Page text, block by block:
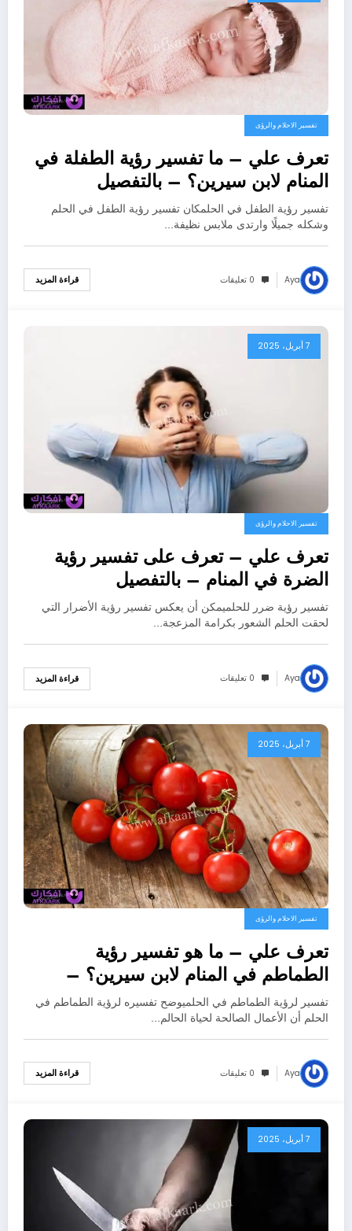
تفسير الاحلام والرؤى
تعرف علي – ما تفسير رؤية الطفلة في
المنام لابن سيرين؟ – بالتفصيل
تفسير رؤية الطفل في الحلمكان تفسير رؤية الطفل في الحلم
وشكله جميلًا وارتدى ملابس نظيفة…
Aya 0 تعليقات قراءة المزيد
7 أبريل، 2025
تفسير الاحلام والرؤى
تعرف علي – تعرف على تفسير رؤية
الضرة في المنام – بالتفصيل
تفسير رؤية ضرر للحلميمكن أن يعكس تفسير رؤية الأضرار التي
لحقت الحلم الشعور بكرامة المزعجة…
Aya 0 تعليقات قراءة المزيد
7 أبريل، 2025
تفسير الاحلام والرؤى
تعرف علي – ما هو تفسير رؤية
الطماطم في المنام لابن سيرين؟ –
بالتفصيل
تفسير لرؤية الطماطم في الحلميوضح تفسيره لرؤية الطماطم في
الحلم أن الأعمال الصالحة لحياة الحالم…
Aya 0 تعليقات قراءة المزيد
7 أبريل، 2025